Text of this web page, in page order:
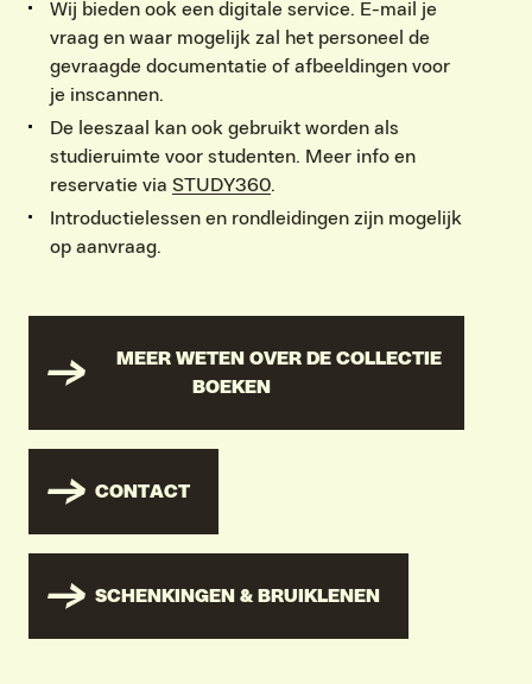
Wij bieden ook een digitale service. E-mail je
vraag en waar mogelijk zal het personeel de
gevraagde documentatie of afbeeldingen voor
je inscannen.
De leeszaal kan ook gebruikt worden als
studieruimte voor studenten. Meer info en
reservatie via STUDY360.
Introductielessen en rondleidingen zijn mogelijk
op aanvraag.
MEER WETEN OVER DE COLLECTIE
BOEKEN
CONTACT
SCHENKINGEN & BRUIKLENEN